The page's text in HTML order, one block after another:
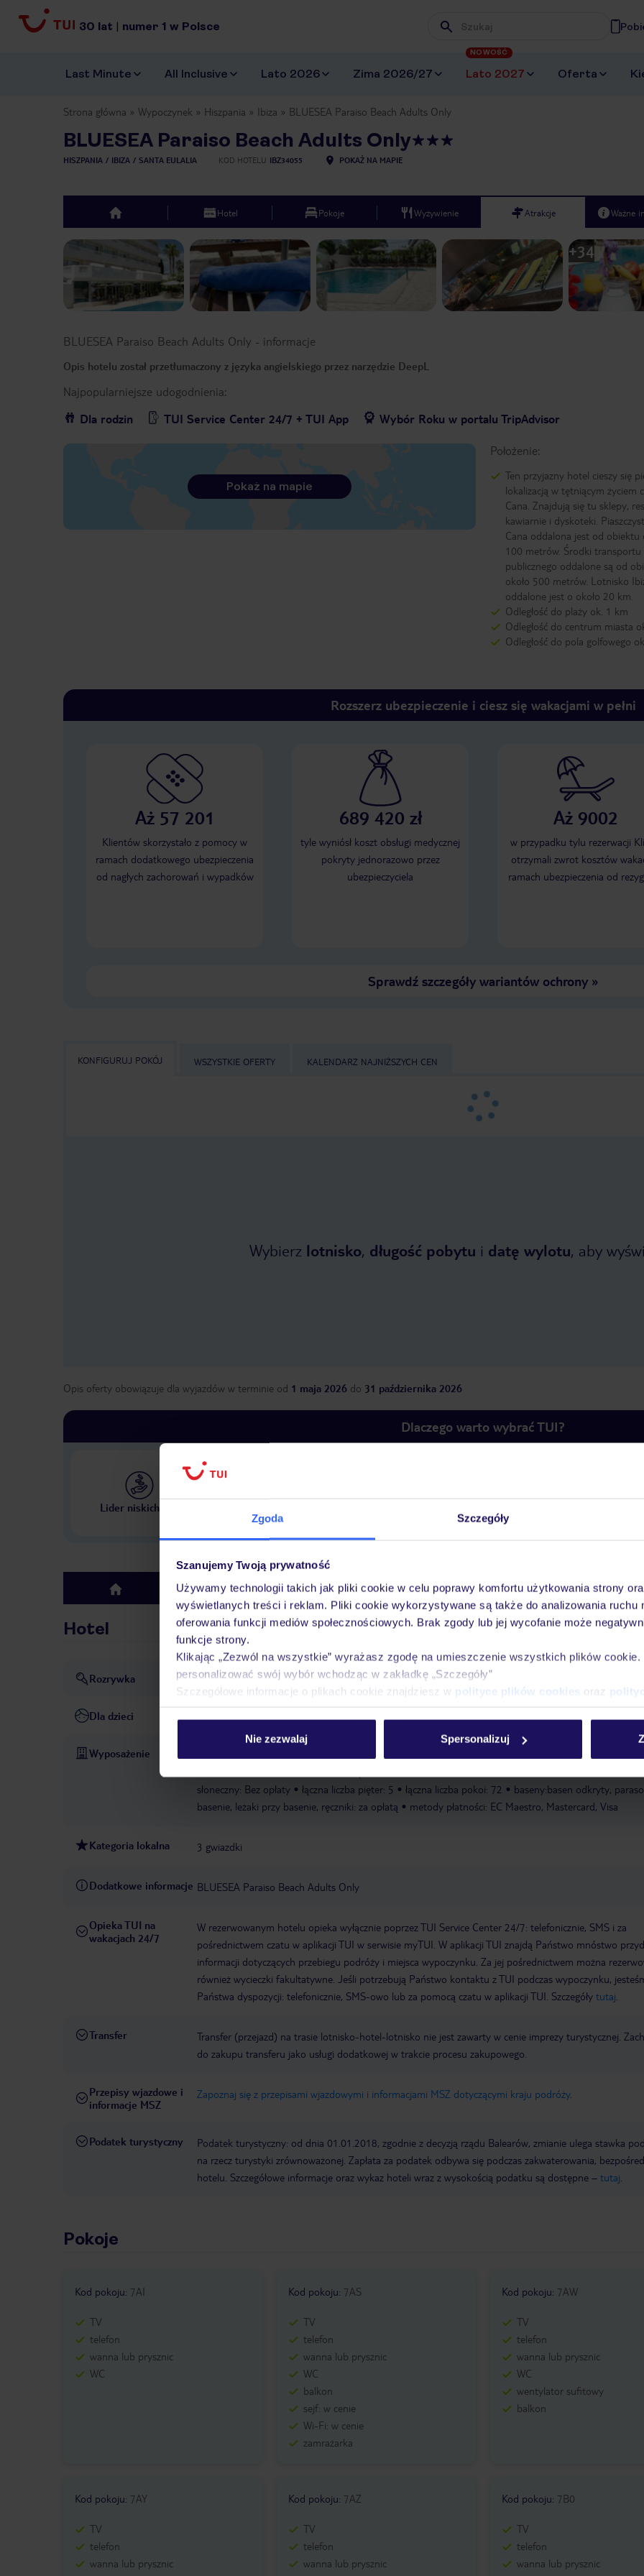
Zgoda Szczegóły
Szanujemy Twoją prywatność
Używamy technologii takich jak pliki cookie w celu poprawy komfortu użytkowania strony
wyświetlanych treści i reklam. Pliki cookie wykorzystywane są także do analizowania ruchu
oferowania funkcji mediów społecznościowych. Brak zgody lub jej wycofanie może
funkcje strony.
Klikając „Zezwól na wszystkie” wyrażasz zgodę na umieszczenie wszystkich plików
personalizować swój wybór wchodząc w zakładkę „Szczegóły”
Szczegółowe informacje o plikach cookie znajdziesz w polityce plików cookies oraz
Nie zezwalaj Spersonalizuj
30 lat | numer 1 w Polsce Wpisz frazę, której szukasz
Last Minute All Inclusive Lato 2026 Zima 2026/27 Lato 2027
NOWOŚĆ
Oferta
Strona główna Wypoczynek Hiszpania Ibiza BLUESEA Paraiso Beach Adults Only
BLUESEA Paraiso Beach Adults Only
HISZPANIA IBIZA SANTA EULALIA KOD HOTELU IBZ34055 POKAŻ NA MAPIE
top Hotel Pokoje Wyżywienie Atrakcje Ważne
Previous slide +34
BLUESEA Paraiso Beach Adults Only - informacje
Opis hotelu został przetłumaczony z języka angielskiego przez narzędzie DeepL
Najpopularniejsze udogodnienia:
Dla rodzin
TUI Service Center 24/7 + TUI App Wybór Roku w portalu TripAdvisor
Położenie:
Ten przyjazny hotel cieszy się
lokalizacją w tętniącym życiem
Cana. Znajdują się tu sklepy,
kawiarnie i dyskoteki.
Cana oddalona jest od obiektu
100 metrów. Środki transportu
publicznego oddalone są od
około 500 metrów. Lotnisko
oddalone jest o około 20 km.
Odległość do plaży ok. 1 km
Odległość do centrum miasta
Odległość do pola golfowego
Pokaż na mapie
Rozszerz ubezpieczenie i ciesz się wakacjami w pełni
Aż 57 201
Klientów skorzystało z pomocy w
ramach dodatkowego ubezpieczenia
od nagłych zachorowań i wypadków
689 420 zł
tyle wyniósł koszt obsługi medycznej
pokryty jednorazowo przez
ubezpieczyciela
Aż 9002
w przypadku tylu rezerwacji
otrzymali zwrot kosztów
ramach ubezpieczenia od
Sprawdź szczegóły wariantów ochrony»
KONFIGURUJ POKÓJ WSZYSTKIE OFERTY KALENDARZ NAJNIŻSZYCH CEN
Wybierz lotnisko, długość pobytu i datę wylotu, aby
Opis oferty obowiązuje dla wyjazdów w terminie od 1 maja 2026 do 31 października 2026
Dlaczego warto wybrać TUI?
Lider niskich cen
Największe biuro podróży
w Polsce
Tylko u nas opieka na
top Hotel Pokoje Wyżywienie Atrakcje Ważne
Hotel
Rozrywka
Dla dzieci
Wyposażenie parking: za opłatą
wymeldowanie do:
słoneczny: Bez opłaty
łączna liczba pięter: 5 łączna liczba pokoi: 72
baseny:basen odkryty,
basenie, leżaki przy basenie, ręczniki: za opłatą
metody płatności: EC Maestro, Mastercard, Visa
Kategoria lokalna 3 gwiazdki
Dodatkowe informacje BLUESEA Paraiso Beach Adults Only
Opieka TUI na
wakacjach 24/7
W rezerwowanym hotelu opieka wyłącznie poprzez TUI Service Center 24/7: telefonicznie, SMS i za
pośrednictwem czatu w aplikacji TUI w serwisie myTUI. W aplikacji TUI znajdą Państwo mnóstwo
informacji dotyczących przebiegu podróży i miejsca wypoczynku. Za jej pośrednictwem można
również wycieczki fakultatywne. Jeśli potrzebują Państwo kontaktu z TUI podczas wypoczynku,
Państwa dyspozycji: telefonicznie, SMS-owo lub za pomocą czatu w aplikacji TUI. Szczegóły tutaj
Transfer
Transfer (przejazd) na trasie lotnisko-hotel-lotnisko nie jest zawarty w cenie imprezy turystycznej.
do zakupu transferu jako usługi dodatkowej w trakcie procesu zakupowego.
Przepisy wjazdowe i
informacje MSZ
Zapoznaj się z przepisami wjazdowymi i informacjami MSZ dotyczącymi kraju podróży.
Podatek turystyczny
Podatek turystyczny: od dnia 01.01.2018, zgodnie z decyzją rządu Balearów, zmianie ulega stawka
na rzecz turystyki zrównoważonej. Zapłata za podatek odbywa się podczas zakwaterowania,
hotelu. Szczegółowe informacje oraz wykaz hoteli wraz z wysokością podatku są dostępne – tutaj
Pokoje
Kod pokoju: 7AI
TV
telefon
wanna lub prysznic
WC
Kod pokoju: 7AS
TV
telefon
wanna lub prysznic
WC
balkon
sejf: w cenie
Wi-Fi: w cenie
zamrażarka
Kod pokoju: 7AW
TV
telefon
wanna lub prysznic
WC
wentylator sufitowy
balkon
Kod pokoju: 7AY
TV
telefon
wanna lub prysznic
Kod pokoju: 7AZ
TV
telefon
wanna lub prysznic
Kod pokoju: 7B0
TV
telefon
wanna lub prysznic